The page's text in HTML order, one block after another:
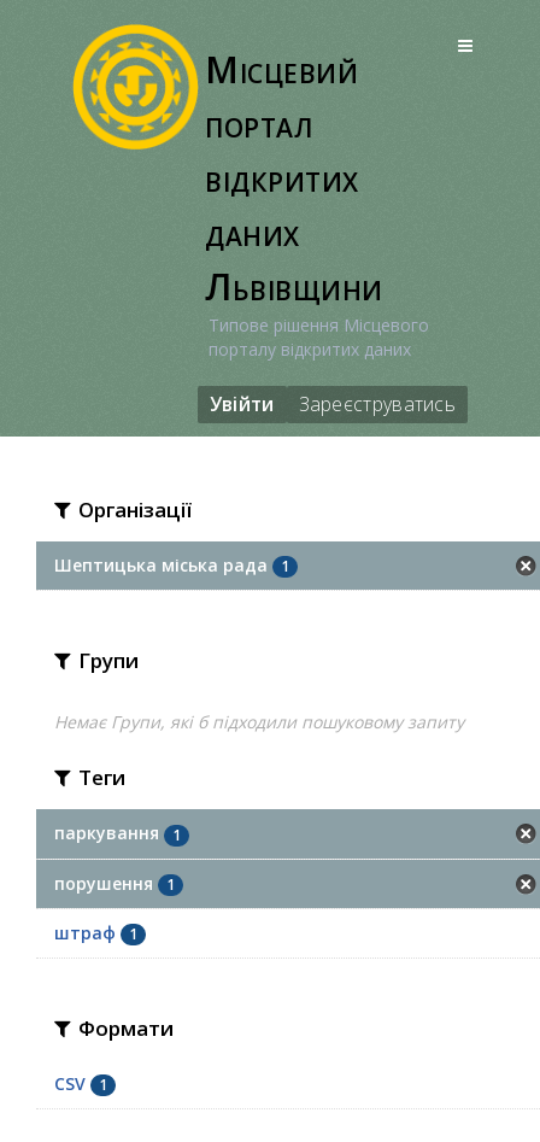
Місцевий
портал
відкритих
даних
Львівщини
Типове рішення Місцевого
порталу відкритих даних
Увійти Зареєструватись
Організації
Шептицька міська рада 1
Групи
Немає Групи, які б підходили пошуковому запиту
Теги
паркування 1
порушення 1
штраф 1
Формати
CSV 1